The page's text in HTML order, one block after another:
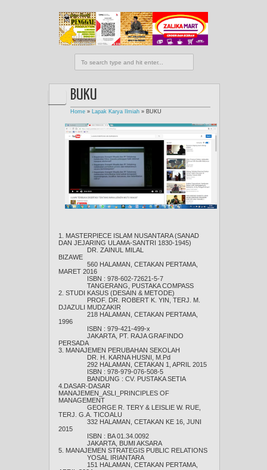
BUKU
Home » Lapak Karya Ilmiah » BUKU
1. MASTERPIECE ISLAM NUSANTARA (SANAD
DAN JEJARING ULAMA-SANTRI 1830-1945)
DR. ZAINUL MILAL
BIZAWE
560 HALAMAN, CETAKAN PERTAMA,
MARET 2016
ISBN : 978-602-72621-5-7
TANGERANG, PUSTAKA COMPASS
2. STUDI KASUS (DESAIN & METODE)
PROF. DR. ROBERT K. YIN, TERJ. M.
DJAZULI MUDZAKIR
218 HALAMAN, CETAKAN PERTAMA,
1996
ISBN : 979-421-499-x
JAKARTA, PT. RAJA GRAFINDO
PERSADA
3. MANAJEMEN PERUBAHAN SEKOLAH
DR. H. KARNA HUSNI, M.Pd
292 HALAMAN, CETAKAN 1, APRIL 2015
ISBN : 978-979-076-508-5
BANDUNG : CV. PUSTAKA SETIA
4.DASAR-DASAR
MANAJEMEN_ASLI_PRINCIPLES OF
MANAGEMENT
GEORGE R. TERY & LEISLIE W. RUE,
TERJ. G.A. TICOALU
332 HALAMAN, CETAKAN KE 16, JUNI
2015
ISBN : BA 01.34.0092
JAKARTA, BUMI AKSARA
5. MANAJEMEN STRATEGIS PUBLIC RELATIONS
YOSAL IRIANTARA
151 HALAMAN, CETAKAN PERTAMA,